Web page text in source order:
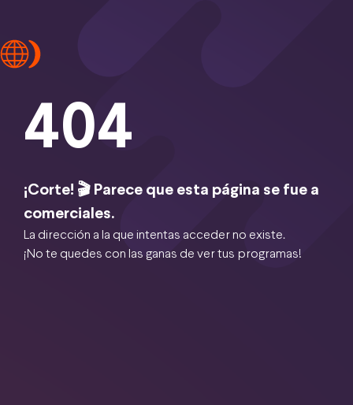
404
¡Corte! 🎬 Parece que esta página se fue a
comerciales.
La dirección a la que intentas acceder no existe.
¡No te quedes con las ganas de ver tus programas!